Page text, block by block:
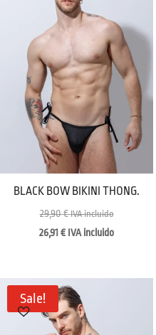
BLACK BOW BIKINI THONG.
29,90€ IVA incluido
26,91€ IVA incluido
Sale!